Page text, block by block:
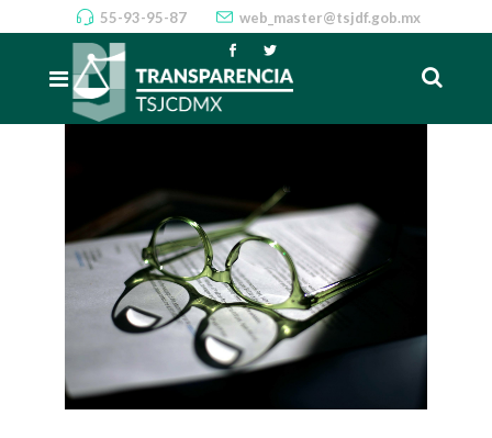
55-93-95-87 web_master@tsjdf.gob.mx